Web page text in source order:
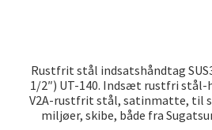
Rustfrit stål indsatshåndtag
1/2″) UT-140. Indsæt rustfri
V2A-rustfrit stål, satinmatte, til
miljøer, skibe, både fra